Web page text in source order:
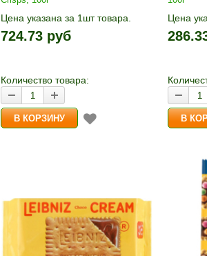
Цена указана за 1шт товара.
1шт прибавляется кнопками «+»
и «-». Выберите нужное
724.73 руб
Количество товара:
Цена
1шт
и «-».